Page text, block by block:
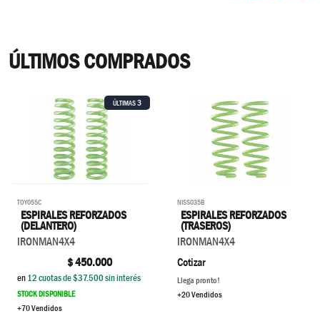
ÚLTIMOS COMPRADOS
ÚLTIMAS3
TOY055C
ESPIRALES REFORZADOS
(DELANTERO)
IRONMAN4X4
$450.000
en12cuotas de $37.500sin interés
STOCK DISPONIBLE
+70 Vendidos
NISS035B
ESPIRALES REFORZADOS
(TRASEROS)
IRONMAN4X4
Cotizar
Llega pronto!
+20 Vendidos